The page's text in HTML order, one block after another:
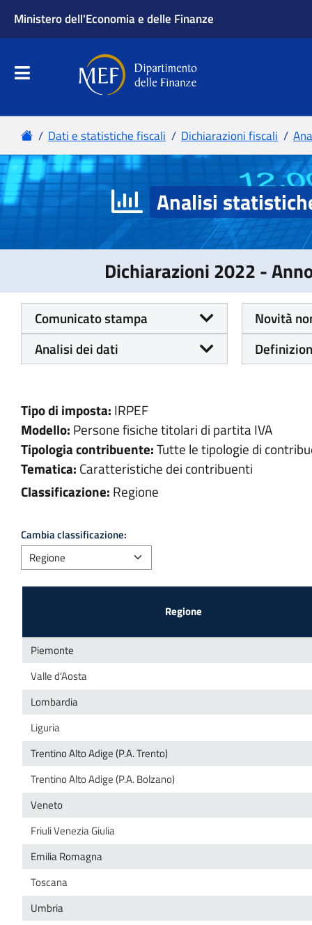
Analisi
Dichiarazioni 2022 -
Comunicato stampa
Novità
Analisi dei dati
Tipo di imposta: IRPEF
Modello: Persone fisiche titolari di partita IVA
Tipologia contribuente:Tutte le tipologie di
Tematica: Caratteristiche dei contribuenti
Classificazione: Regione
Cambia classificazione: